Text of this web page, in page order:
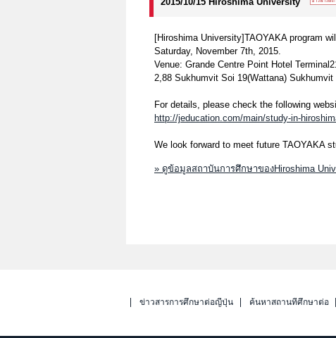
[Hiroshima University]TAOYAKA program
Saturday, November 7th, 2015.
Venue: Grande Centre Point Hotel
2,88 Sukhumvit Soi 19(Wattana)
For details, please check the following
http://jeducation.com/main/study-in-
We look forward to meet future TAOYAKA
» ดูข้อมูลสถาบันการศึกษาของHiroshima
ข่าวสารการศึกษาต่อญี่ปุ่น ค้นหาสถานที่ศึกษาต่อ